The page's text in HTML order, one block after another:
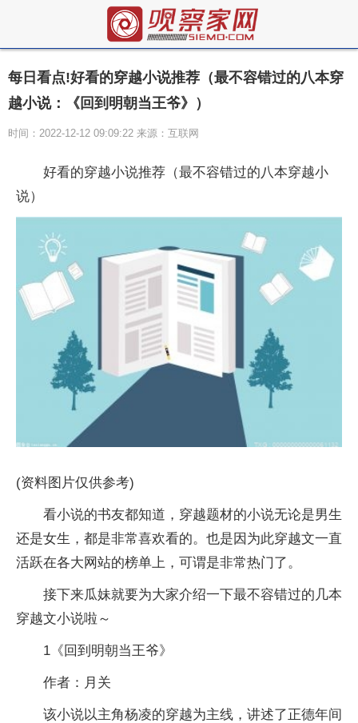
每日看点!好看的穿越小说推荐（最不容错过的八本穿
越小说：《回到明朝当王爷》）
时间：2022-12-12 09:09:22 来源：互联网
好看的穿越小说推荐（最不容错过的八本穿越小
说）
(资料图片仅供参考)
看小说的书友都知道，穿越题材的小说无论是男生
还是女生，都是非常喜欢看的。也是因为此穿越文一直
活跃在各大网站的榜单上，可谓是非常热门了。
接下来瓜妹就要为大家介绍一下最不容错过的几本
穿越文小说啦～
1《回到明朝当王爷》
作者：月关
该小说以主角杨凌的穿越为主线，讲述了正德年间